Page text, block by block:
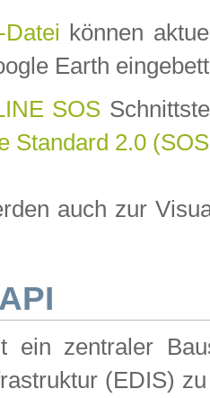
Datei können
Earth
SOS
Standard 2.0
auch zur
ein zentraler
(EDIS)